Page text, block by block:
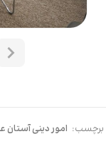
برچسب: امور دینی آستان